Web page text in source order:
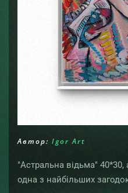
Автор: Igor Art
"Астральна відьма"
одна з найбільших загодок